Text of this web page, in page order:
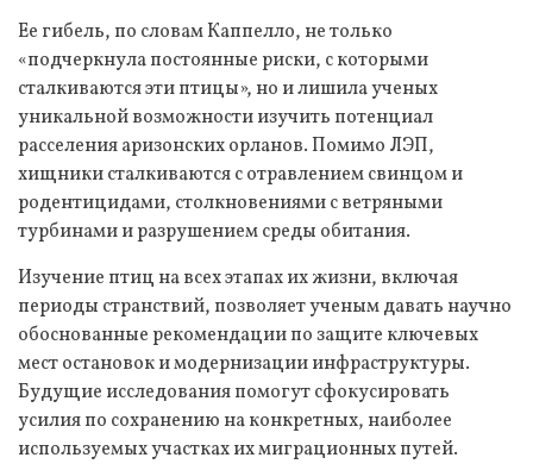
Ее гибель, по словам Каппелло, не только
«подчеркнула постоянные риски, с которыми
сталкиваются эти птицы», но и лишила ученых
уникальной возможности изучить потенциал
расселения аризонских орланов. Помимо ЛЭП,
хищники сталкиваются с отравлением свинцом и
родентицидами, столкновениями с ветряными
турбинами и разрушением среды обитания.
Изучение птиц на всех этапах их жизни, включая
периоды странствий, позволяет ученым давать научно
обоснованные рекомендации по защите ключевых
мест остановок и модернизации инфраструктуры.
Будущие исследования помогут сфокусировать
усилия по сохранению на конкретных, наиболее
используемых участках их миграционных путей.